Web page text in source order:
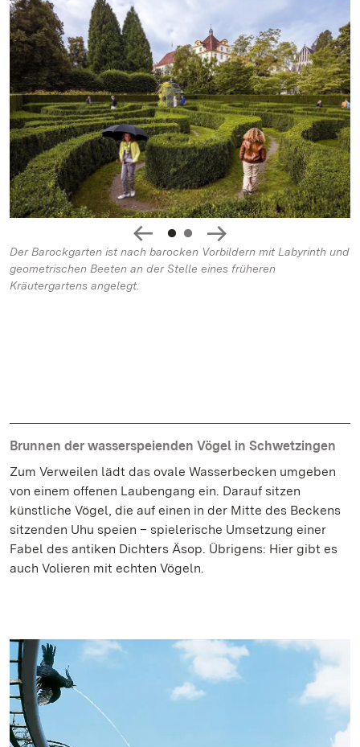
Der Barockgarten ist nach barocken Vorbildern mit Labyrinth und
geometrischen Beeten an der Stelle eines früheren
Kräutergartens angelegt.
Brunnen der wasserspeienden Vögel in Schwetzingen
Zum Verweilen lädt das ovale Wasserbecken umgeben
von einem offenen Laubengang ein. Darauf sitzen
künstliche Vögel, die auf einen in der Mitte des Beckens
sitzenden Uhu speien – spielerische Umsetzung einer
Fabel des antiken Dichters Äsop. Übrigens: Hier gibt es
auch Volieren mit echten Vögeln.